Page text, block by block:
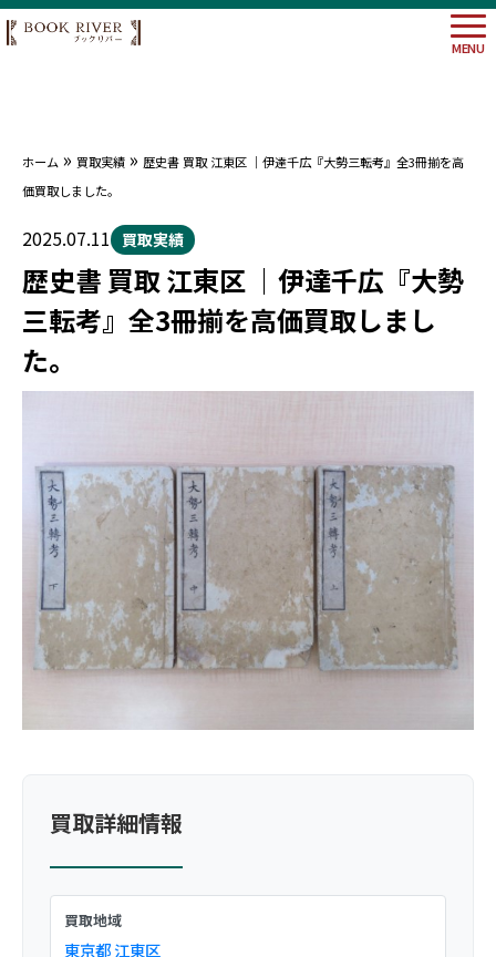
大阪府
埼玉県
神奈川
東京都
MENU
ホーム » 買取実績 » 歴史書 買取 江東区 ｜伊達千広『大勢三転考』全3冊揃を高
価買取しました。
2025.07.11 買取実績
歴史書 買取 江東区 ｜伊達千広『大勢
三転考』全3冊揃を高価買取しまし
た。
買取詳細情報
買取地域
東京都江東区